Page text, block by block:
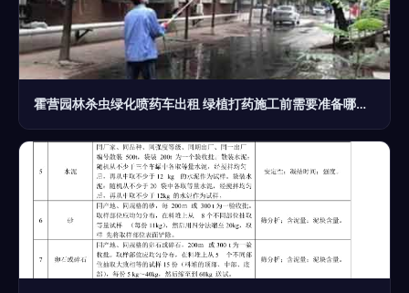
霍营园林杀虫绿化喷药车出租 绿植打药施工前需要准备哪些？